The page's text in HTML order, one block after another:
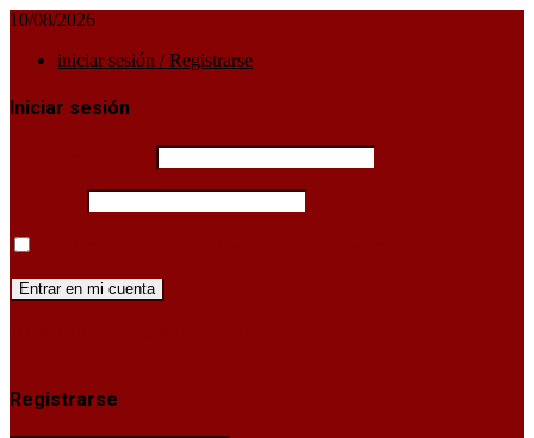
10/08/2026
iniciar sesión / Registrarse
Iniciar sesión
Registrarse